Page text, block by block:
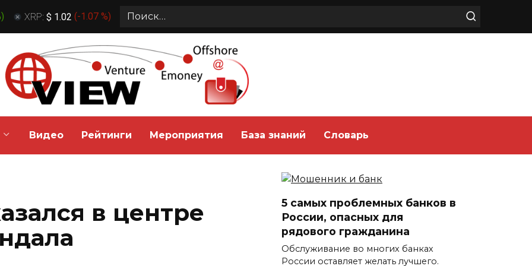
) XRP: $ 1.02 (-1.07 %)
Search
Видео Рейтинги Мероприятия База знаний Словарь
в центре
5 самых проблемных банков в
России, опасных для
рядового гражданина
Обслуживание во многих банках
России оставляет желать лучшего.